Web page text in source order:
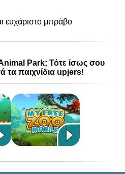
ευχάριστο μπράβο
Park; Τότε ίσως σου
τα παιχνίδια upjers!